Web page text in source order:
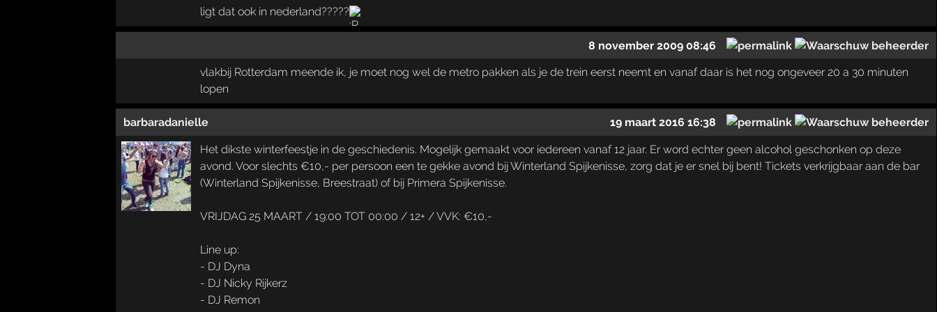
ligt dat ook in nederland?????
8 november 2009 08:46
vlakbij Rotterdam meende ik, je moet nog wel de metro pakken als je de trein eerst neemt en vanaf daar is het nog ongeveer 20 a 30 minuten
lopen
barbaradanielle 19 maart 2016 16:38
Het dikste winterfeestje in de geschiedenis. Mogelijk gemaakt voor iedereen vanaf 12 jaar. Er word echter geen alcohol geschonken op deze
avond. Voor slechts €10,- per persoon een te gekke avond bij Winterland Spijkenisse, zorg dat je er snel bij bent! Tickets verkrijgbaar aan de bar
(Winterland Spijkenisse, Breestraat) of bij Primera Spijkenisse.
VRIJDAG 25 MAART / 19:00 TOT 00:00 / 12+ / VVK: €10,-
Line up:
- DJ Dyna
- DJ Nicky Rijkerz
- DJ Remon